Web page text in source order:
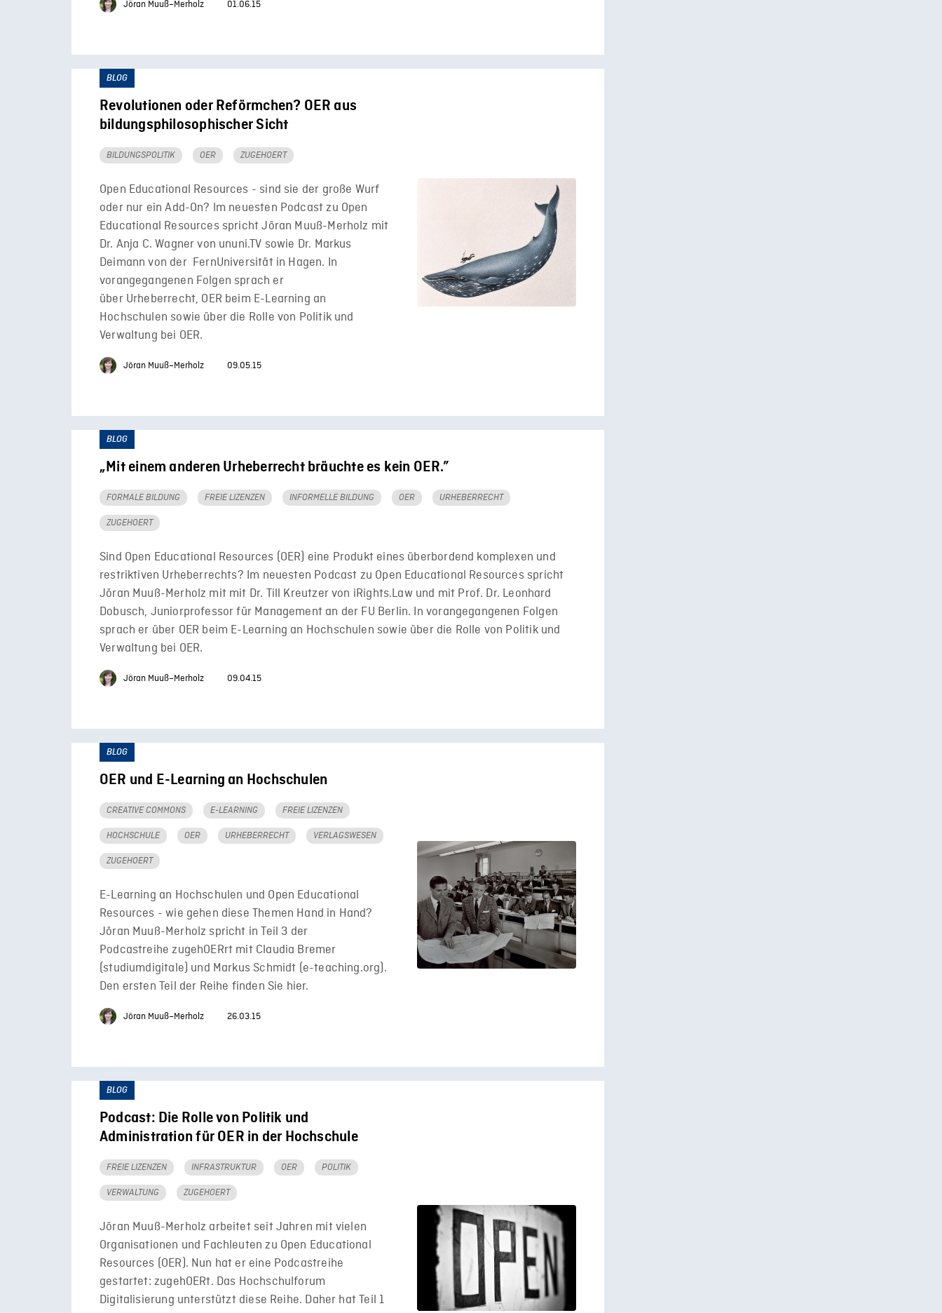
Jöran Muuß–Merholz 01.06.15
BLOG
Revolutionen oder Reförmchen? OER aus
bildungsphilosophischer Sicht
BILDUNGSPOLITIK OER ZUGEHOERT
Open Educational Resources - sind sie der große Wurf
oder nur ein Add-On? Im neuesten Podcast zu Open
Educational Resources spricht Jöran Muuß-Merholz mit
Dr. Anja C. Wagner von ununi.TV sowie Dr. Markus
Deimann von der FernUniversität in Hagen. In
vorangegangenen Folgen sprach er
über Urheberrecht, OER beim E-Learning an
Hochschulen sowie über die Rolle von Politik und
Verwaltung bei OER.
Jöran Muuß–Merholz 09.05.15
BLOG
„Mit einem anderen Urheberrecht bräuchte es kein OER.”
FORMALE BILDUNG FREIE LIZENZEN INFORMELLE BILDUNG OER URHEBERRECHT
ZUGEHOERT
Sind Open Educational Resources (OER) eine Produkt eines überbordend komplexen und
restriktiven Urheberrechts? Im neuesten Podcast zu Open Educational Resources spricht
Jöran Muuß-Merholz mit mit Dr. Till Kreutzer von iRights.Law und mit Prof. Dr. Leonhard
Dobusch, Juniorprofessor für Management an der FU Berlin. In vorangegangenen Folgen
sprach er über OER beim E-Learning an Hochschulen sowie über die Rolle von Politik und
Verwaltung bei OER.
Jöran Muuß–Merholz 09.04.15
BLOG
OER und E-Learning an Hochschulen
CREATIVE COMMONS E-LEARNING FREIE LIZENZEN
HOCHSCHULE OER URHEBERRECHT VERLAGSWESEN
ZUGEHOERT
E-Learning an Hochschulen und Open Educational
Resources - wie gehen diese Themen Hand in Hand?
Jöran Muuß-Merholz spricht in Teil 3 der
Podcastreihe zugehOERrt mit Claudia Bremer
(studiumdigitale) und Markus Schmidt (e-teaching.org).
Den ersten Teil der Reihe finden Sie hier.
Jöran Muuß–Merholz 26.03.15
BLOG
Podcast: Die Rolle von Politik und
Administration für OER in der Hochschule
FREIE LIZENZEN INFRASTRUKTUR OER POLITIK
VERWALTUNG ZUGEHOERT
Jöran Muuß-Merholz arbeitet seit Jahren mit vielen
Organisationen und Fachleuten zu Open Educational
Resources (OER). Nun hat er eine Podcastreihe
gestartet: zugehOERt. Das Hochschulforum
Digitalisierung unterstützt diese Reihe. Daher hat Teil 1